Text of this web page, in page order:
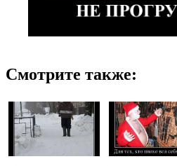
Смотрите также: